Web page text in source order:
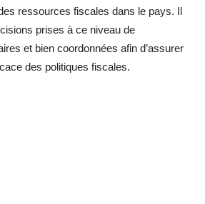
ressources fiscales dans le pays. Il
prises à ce niveau de
et bien coordonnées afin d’assurer
des politiques fiscales.